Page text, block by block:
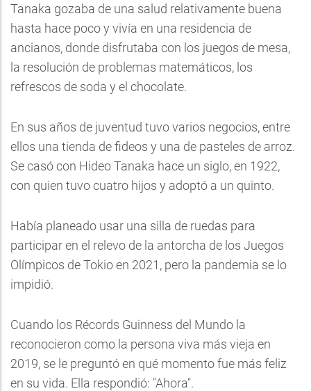
Tanaka gozaba de una salud relativamente buena
hasta hace poco y vivía en una residencia de
ancianos, donde disfrutaba con los juegos de mesa,
la resolución de problemas matemáticos, los
refrescos de soda y el chocolate.
En sus años de juventud tuvo varios negocios, entre
ellos una tienda de fideos y una de pasteles de arroz.
Se casó con Hideo Tanaka hace un siglo, en 1922,
con quien tuvo cuatro hijos y adoptó a un quinto.
Había planeado usar una silla de ruedas para
participar en el relevo de la antorcha de los Juegos
Olímpicos de Tokio en 2021, pero la pandemia se lo
impidió.
Cuando los Récords Guinness del Mundo la
reconocieron como la persona viva más vieja en
2019, se le preguntó en qué momento fue más feliz
en su vida. Ella respondió: "Ahora".